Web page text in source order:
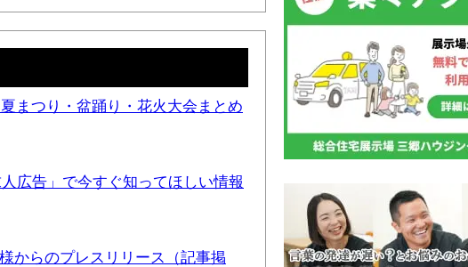
まつり・盆踊り・花火大会まとめ
広告」で今すぐ知ってほしい情報
からのプレスリリース（記事掲